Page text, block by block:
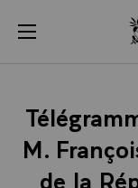
menu
M.
de la
Panneau de gestion